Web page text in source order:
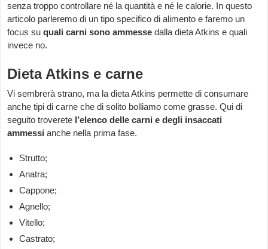
senza troppo controllare né la quantità e né le calorie. In questo
articolo parleremo di un tipo specifico di alimento e faremo un
focus suquali carni sono ammesse dalla dieta Atkins e quali
invece no.
Dieta Atkins e carne
Vi sembrerà strano, ma la dieta Atkins permette di consumare
anche tipi di carne che di solito bolliamo come grasse. Qui di
seguito troverete l’elenco delle carni e degli insaccati
ammessi anche nella prima fase.
Strutto;
Anatra;
Cappone;
Agnello;
Vitello;
Castrato;